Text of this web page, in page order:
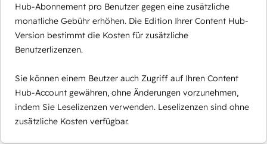
Hub-Abonnement pro Benutzer gegen eine zusätzliche
monatliche Gebühr erhöhen. Die Edition Ihrer Content Hub-
Version bestimmt die Kosten für zusätzliche
Benutzerlizenzen.
Sie können einem Beutzer auch Zugriff auf Ihren Content
Hub-Account gewähren, ohne Änderungen vorzunehmen,
indem Sie Leselizenzen verwenden. Leselizenzen sind ohne
zusätzliche Kosten verfügbar.